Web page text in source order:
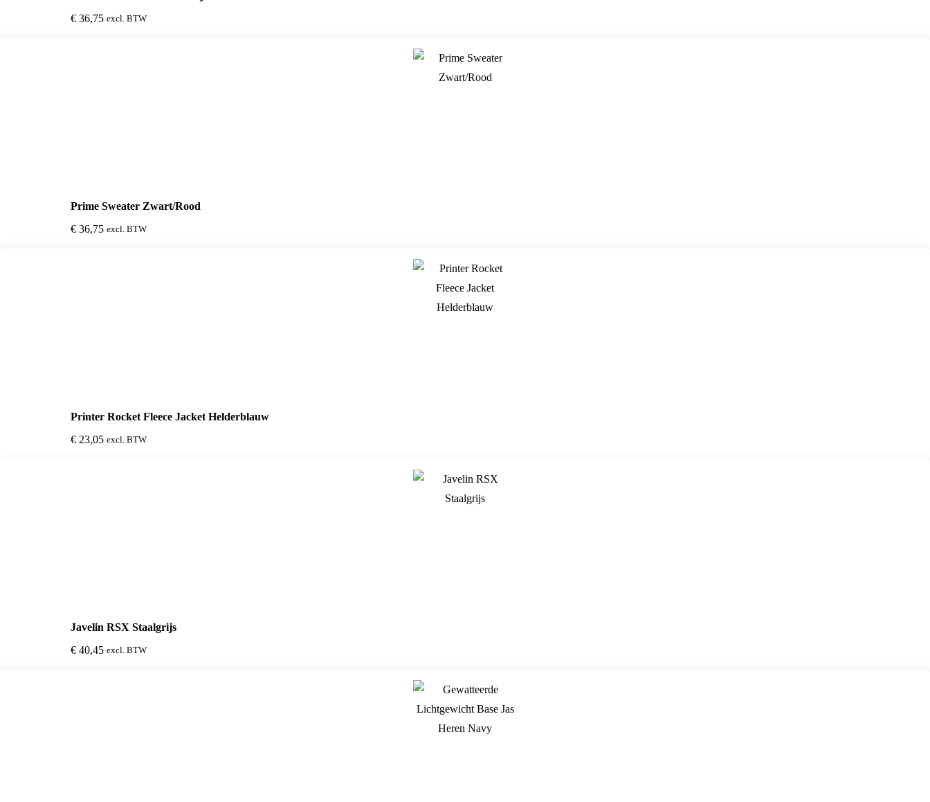
€ 36,75 excl. BTW
Prime Sweater Zwart/Rood
€ 36,75 excl. BTW
Printer Rocket Fleece Jacket Helderblauw
€ 23,05 excl. BTW
Javelin RSX Staalgrijs
€ 40,45 excl. BTW